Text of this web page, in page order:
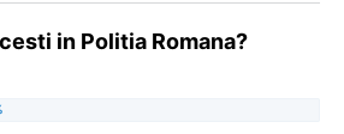
in Politia Romana?